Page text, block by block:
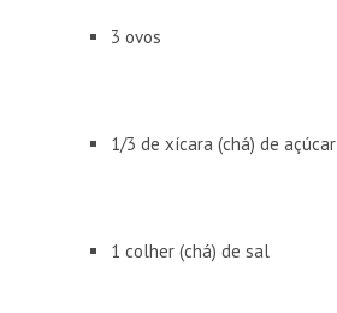
3 ovos
1/3 de xícara (chá) de açúcar
1 colher (chá) de sal